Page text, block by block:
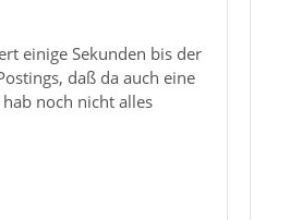
einige Sekunden bis der
daß da auch eine
noch nicht alles